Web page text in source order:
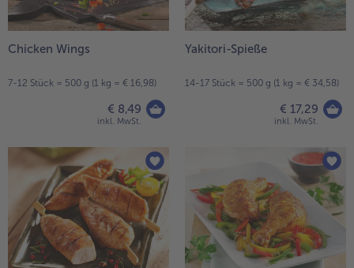
Chicken Wings
7-12 Stück = 500 g (1 kg = € 16,98)
€ 8,49
inkl. MwSt.
Yakitori-Spieße
14-17 Stück = 500 g (1 kg = € 34,58)
€ 17,29
inkl. MwSt.